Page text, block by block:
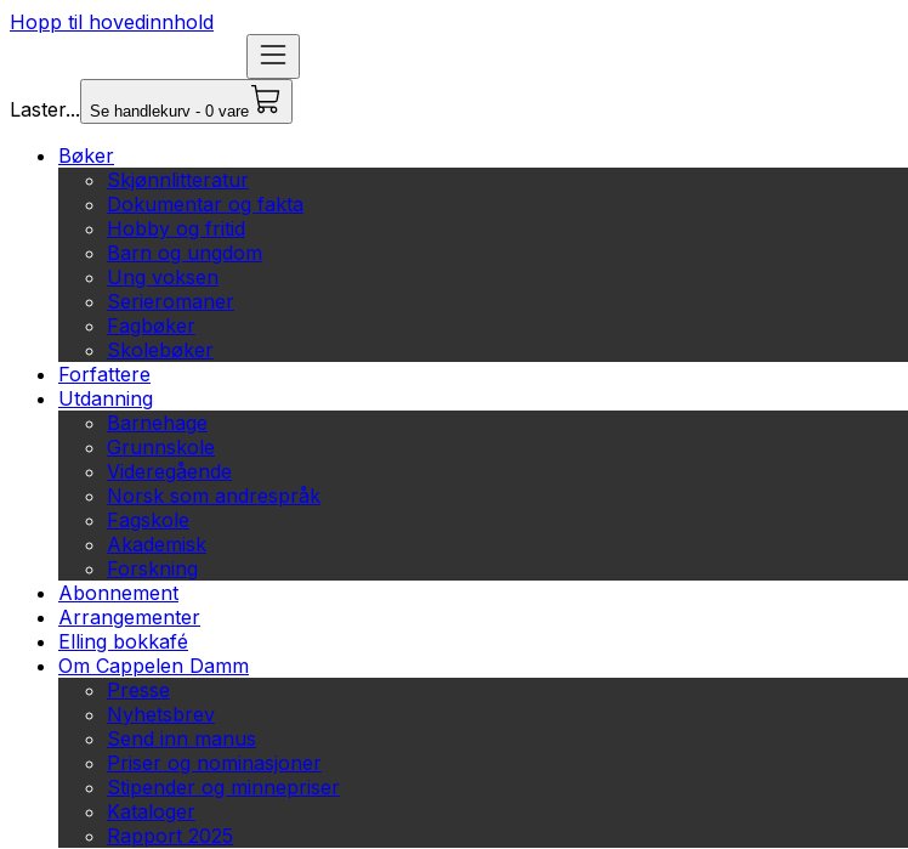
Hopp til hovedinnhold
Laster... Se handlekurv - 0 vare
Bøker
Skjønnlitteratur
Dokumentar og fakta
Hobby og fritid
Barn og ungdom
Ung voksen
Serieromaner
Fagbøker
Skolebøker
Forfattere
Utdanning
Barnehage
Grunnskole
Videregående
Norsk som andrespråk
Fagskole
Akademisk
Forskning
Abonnement
Arrangementer
Elling bokkafé
Om Cappelen Damm
Presse
Nyhetsbrev
Send inn manus
Priser og nominasjoner
Stipender og minnepriser
Kataloger
Rapport 2025